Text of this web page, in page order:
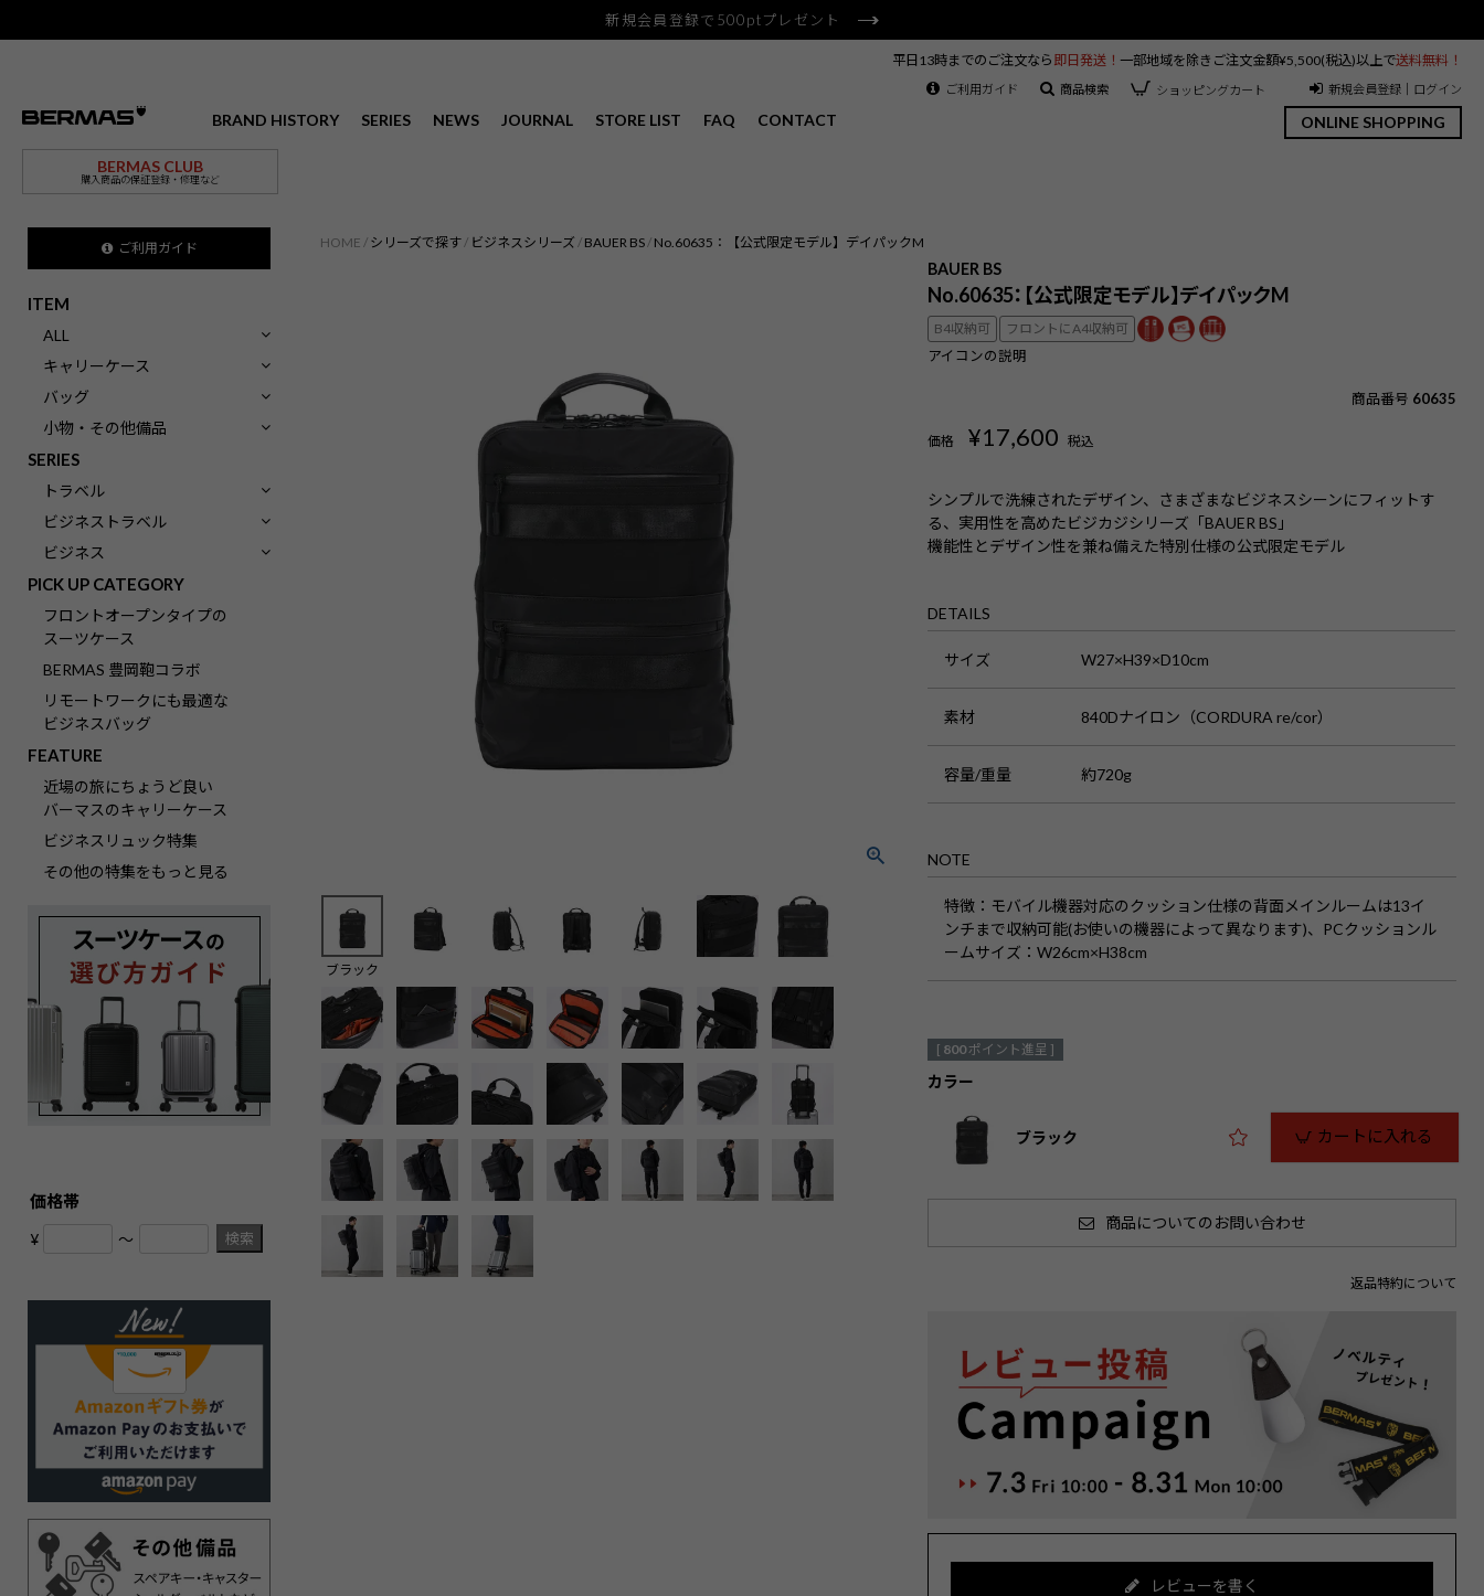
新規会員登録で500ptプレゼント
BRAND HISTORY SERIES NEWS JOURNAL STORE LIST FAQ CONTACT
BERMAS CLUB
購入商品の保証登録・修理など
ONLINE SHOPPING
平日13時までのご注文なら 即日発送！ 一部地域を除きご注文金額¥5,500(税込)以上で送料無料！
ご利用ガイド 商品検索 ショッピングカート 新規会員登録｜ログイン
ご利用ガイド
ITEM
ALL
キャリーケース
バッグ
小物・その他備品
SERIES
トラベル
ビジネストラベル
ビジネス
PICK UP CATEGORY
フロントオープンタイプの
スーツケース
BERMAS 豊岡鞄コラボ
リモートワークにも最適な
ビジネスバッグ
FEATURE
近場の旅にちょうど良い
バーマスのキャリーケース
ビジネスリュック特集
その他の特集をもっと見る
価格帯
¥ 〜 検索
HOME シリーズで探す ビジネスシリーズ BAUER BS No.60635：【公式限定モデル】デイパックM
ブラック
BAUER BS
No.60635：【公式限定モデル】デイパックM
B4収納可
フロントにA4収納可
アイコンの説明
商品番号 60635
価格 ¥17,600 税込
シンプルで洗練されたデザイン、さまざまなビジネスシーンにフィットす
る、実用性を高めたビジカジシリーズ「BAUER BS」
機能性とデザイン性を兼ね備えた特別仕様の公式限定モデル
DETAILS
サイズ W27×H39×D10cm
素材 840Dナイロン（CORDURA re/cor）
容量/重量 約720g
NOTE
特徴 ：モバイル機器対応のクッション仕様の背面メインルームは13イ
ンチまで収納可能(お使いの機器によって異なります)、PCクッションル
ームサイズ：W26cm×H38cm
[ 800ポイント進呈 ]
カラー
ブラック カートに入れる
商品についてのお問い合わせ
返品特約について
レビューを書く